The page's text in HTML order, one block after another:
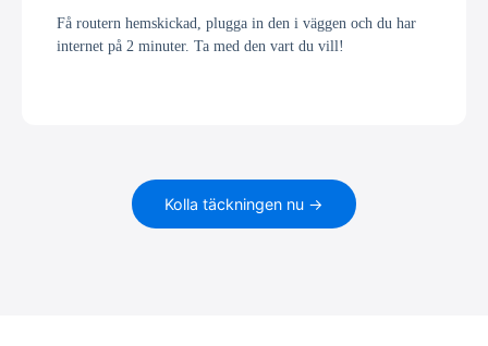
Få routern hemskickad, plugga in den i väggen och du har
internet på 2 minuter. Ta med den vart du vill!
Kolla täckningen nu →